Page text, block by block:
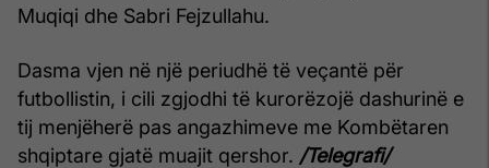
Muqiqi dhe Sabri Fejzullahu.
Dasma vjen në një periudhë të veçantë për
futbollistin, i cili zgjodhi të kurorëzojë dashurinë e
tij menjëherë pas angazhimeve me Kombëtaren
shqiptare gjatë muajit qershor. /Telegrafi/